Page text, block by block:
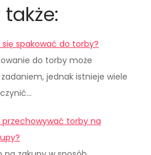
się spakować do torby?
do torby może
jednak istnieje wiele
przechowywać torby na